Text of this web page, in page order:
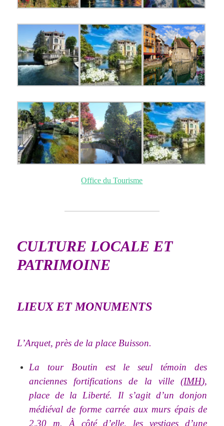
Office du Tourisme
CULTURE LOCALE ET
PATRIMOINE
LIEUX ET MONUMENTS
L’Arquet, près de la place Buisson.
La tour Boutin est le seul témoin des
anciennes fortifications de la ville (IMH),
place de la Liberté. Il s’agit d’un donjon
médiéval de forme carrée aux murs épais de
2,30 m. À côté d’elle, les vestiges d’une